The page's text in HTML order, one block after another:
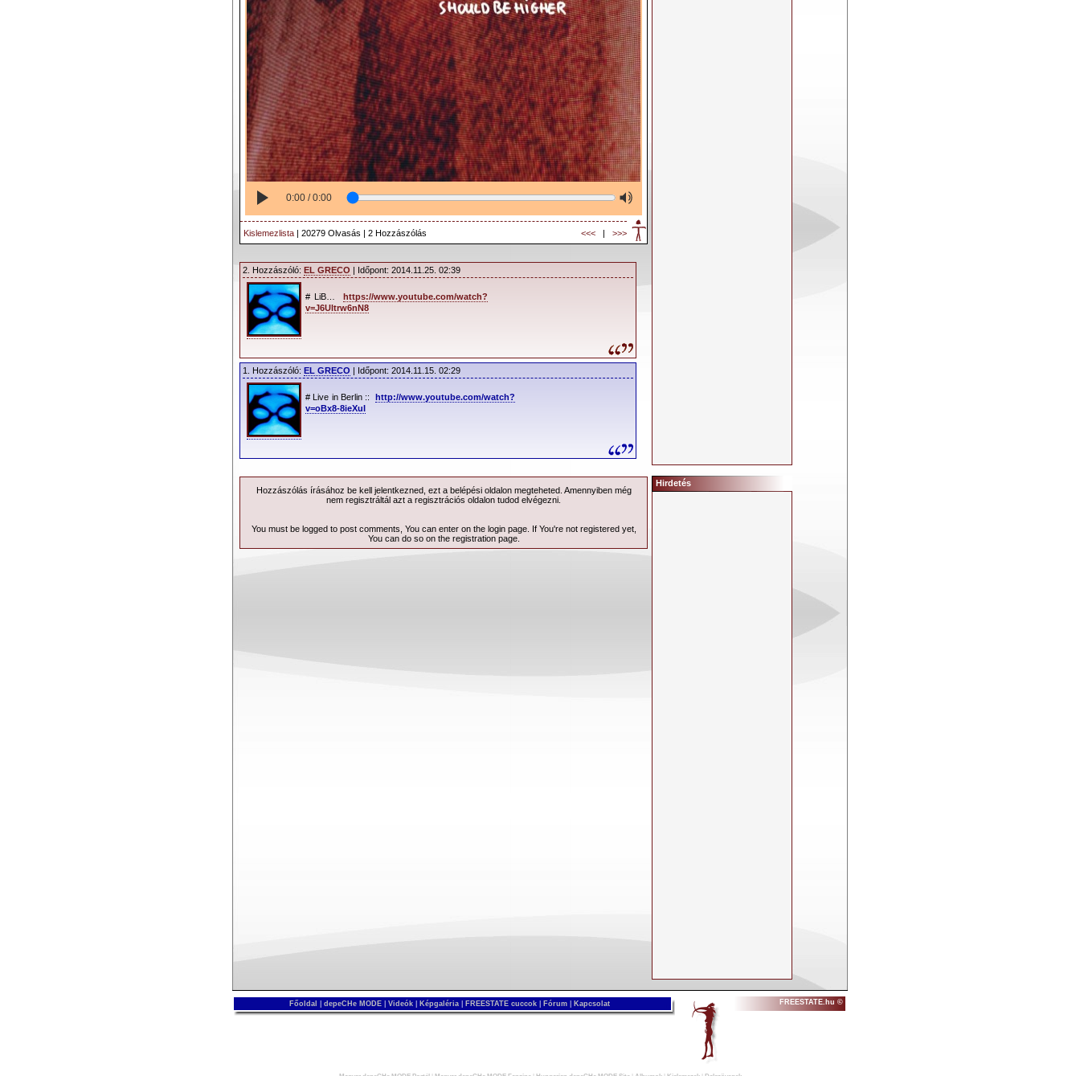
0:00 / 0:00
Kislemezlista | 20279 Olvasás | 2 Hozzászólás <<< | >>>
2. Hozzászóló: EL GRECO | Időpont: 2014.11.25. 02:39
# LiB… https://www.youtube.com/watch?
v=J6Ultrw6nN8
1. Hozzászóló: EL GRECO | Időpont: 2014.11.15. 02:29
# Live in Berlin :: http://www.youtube.com/watch?
v=oBx8-8ieXuI
Hozzászólás írásához be kell jelentkezned, ezt a belépésioldalon megteheted. Amennyiben még
nem regisztráltál azt a regisztrációs oldalon tudod elvégezni.
You must be logged to post comments, You can enter on the login page. If You're not registered yet,
You can do so on the registration page.
Hirdetés
Főoldal depeCHe MODE Videók Képgaléria FREESTATE cuccok Fórum Kapcsolat FREESTATE.hu ©